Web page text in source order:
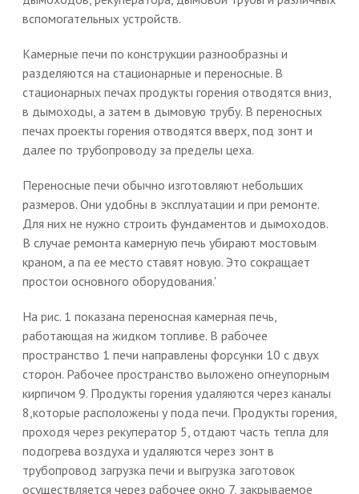
вспомогательных устройств.
Камерные печи по конструкции разнообразны и
разделяются на стационарные и переносные. В
стационарных печах продукты горения отводятся вниз,
в дымоходы, а затем в дымовую трубу. В переносных
печах проекты горения отводятся вверх, под зонт и
далее по трубопроводу за пределы цеха.
Переносные печи обычно изготовляют небольших
размеров. Они удобны в эксплуатации и при ремонте.
Для них не нужно строить фундаментов и дымоходов.
В случае ремонта камерную печь убирают мостовым
краном, а па ее место ставят новую. Это сокращает
простои основного оборудования.'
На рис. 1 показана переносная камерная печь,
работающая на жидком топливе. В рабочее
пространство 1 печи направлены форсунки 10 с двух
сторон. Рабочее пространство выложено огнеупорным
кирпичом 9. Продукты горения удаляются через каналы
8,которые расположены у пода печи. Продукты горения,
проходя через рекуператор 5, отдают часть тепла для
подогрева воздуха и удаляются через зонт в
трубопровод загрузка печи и выгрузка заготовок
осуществляется через рабочее окно 7, закрываемое